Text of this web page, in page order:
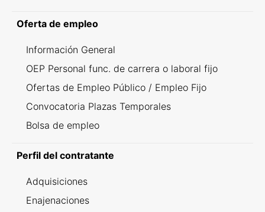
Oferta de empleo
Información General
OEP Personal func. de carrera o laboral fijo
Ofertas de Empleo Público / Empleo Fijo
Convocatoria Plazas Temporales
Bolsa de empleo
Perfil del contratante
Adquisiciones
Enajenaciones